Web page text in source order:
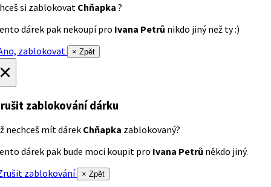
si zablokovat Chňapka ?
dárek pak nekoupí pro Ivana Petrů nikdo jiný než ty :)
zablokovat
× Zpět
zablokování dárku
nechceš mít dárek Chňapka zablokovaný?
dárek pak bude moci koupit pro Ivana Petrů někdo jiný.
zablokování
× Zpět